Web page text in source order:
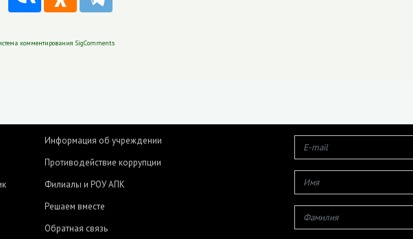
комментирования SigComments
Информация об учреждении
Противодействие коррупции
Филиалы и РОУ АПК
Решаем вместе
Обратная связь